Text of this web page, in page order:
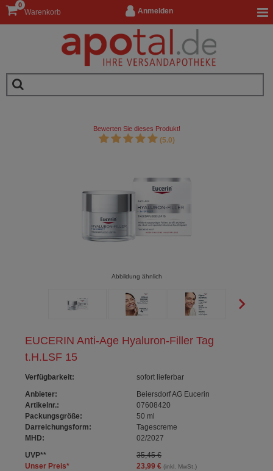
Anmelden
Warenkorb
0
EUCERIN Anti-Age Hyaluron-Filler Tag
t.H.LSF 15
Verfügbarkeit:
sofort lieferbar
Anbieter:
Beiersdorf AG Eucerin
Artikelnr.:
07608420
Packungsgröße:
50 ml
Darreichungsform:
Tagescreme
MHD:
02/2027
UVP**
35,45 €
Unser Preis* 23,99 €(inkl. MwSt.)
Bewerten Sie dieses Produkt!
(5.0)
Abbildung ähnlich